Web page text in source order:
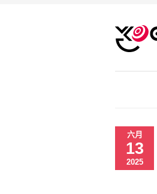
六月
13
2025